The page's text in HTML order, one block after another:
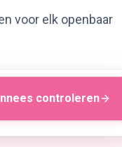
voor elk openbaar
controleren